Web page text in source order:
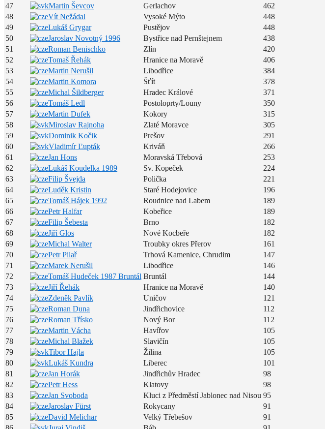
47
Martin Ševcov Gerlachov
462
48
Vít Nežádal Vysoké Mýto
448
49
Lukáš Grygar Pustějov
448
50
Jaroslav Novotný 1996 Bystřice nad Pernštejnem
438
51
Roman Benischko Zlín
420
52
Tomaš Řehák Hranice na Moravě
406
53
Martin Nerušil Libodřice
384
54
Martin Komora Šťít
378
55
Michal Šildberger Hradec Králové
371
56
Tomáš Ledl Postoloprty/Louny
350
57
Martin Dufek Kokory
315
58
Miroslav Rajnoha Zlaté Moravce
305
59
Dominik Kočik Prešov
291
60
Vladimír Ľupták Kriváň
266
61
Jan Hons Moravská Třebová
253
62
Lukáš Koudelka 1989 Sv. Kopeček
224
63
Filip Švejda Polička
221
64
Luděk Kristin Staré Hodejovice
196
65
Tomáš Hájek 1992 Roudnice nad Labem
189
66
Petr Halfar Kobeřice
189
67
Filip Šebesta Brno
182
68
Jiří Glos Nové Kocbeře
182
69
Michal Walter Troubky okres Přerov
161
70
Petr Pilař Trhová Kamenice, Chrudim
147
71
Marek Nerušil Libodřice
146
72
Tomáš Hudeček 1987 Bruntál Bruntál
144
73
Jiří Řehák Hranice na Moravě
140
74
Zdeněk Pavlík Uničov
121
75
Roman Duna Jindřichovice
112
76
Roman Třísko Nový Bor
112
77
Martin Vácha Havířov
105
78
Michal Blažek Slavičín
105
79
Tibor Hajla Žilina
105
80
Lukáš Kundra Liberec
101
81
Jan Horák Jindřichův Hradec
98
82
Petr Hess Klatovy
98
83
Jan Svoboda Kluci z Předměstí Jablonec nad Nisou 95
84
Jaroslav Fürst Rokycany
91
85
David Melichar Velký Třebešov
91